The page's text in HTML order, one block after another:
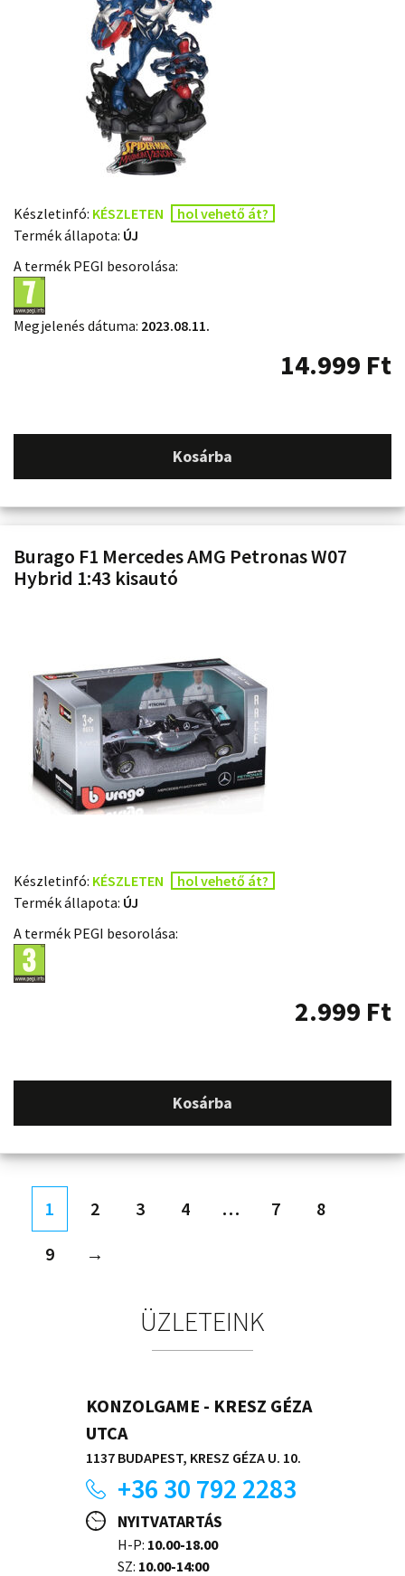
Készletinfó: KÉSZLETEN
hol vehető át?
Termék állapota: ÚJ
A termék PEGI besorolása:
Megjelenés dátuma: 2023.08.11.
14.999 Ft
Kosárba
Burago F1 Mercedes AMG Petronas W07
Hybrid 1:43 kisautó
Készletinfó: KÉSZLETEN
hol vehető át?
Termék állapota: ÚJ
A termék PEGI besorolása:
2.999 Ft
Kosárba
1 2 3 4 … 7
8
9
→
ÜZLETEINK
KONZOLGAME - KRESZ GÉZA
UTCA
1137 BUDAPEST, KRESZ GÉZA U. 10.
+36 30 792 2283
NYITVATARTÁS
H-P: 10.00-18.00
SZ: 10.00-14:00